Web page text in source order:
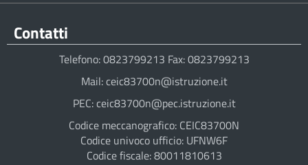
Contatti
Telefono: 0823799213 Fax: 0823799213
Mail: ceic83700n@istruzione.it
PEC: ceic83700n@pec.istruzione.it
Codice meccanografico: CEIC83700N
Codice univoco ufficio: UFNW6F
Codice fiscale: 80011810613